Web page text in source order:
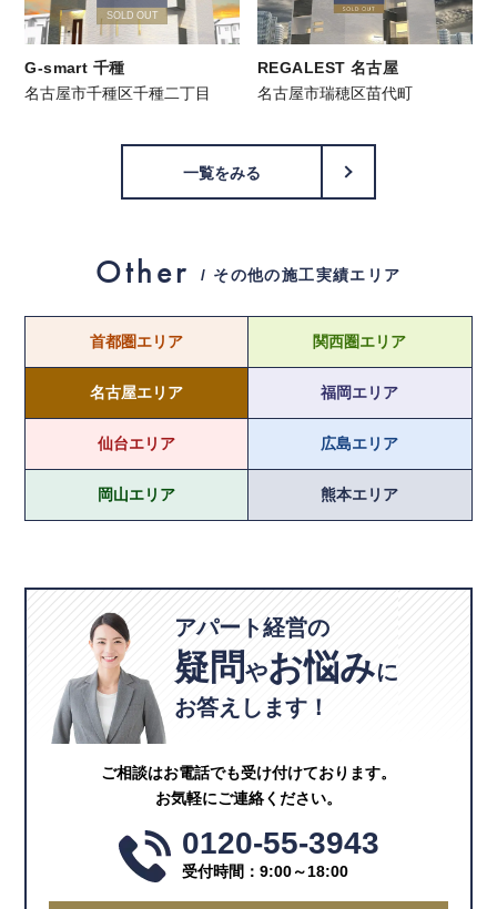
SOLD OUT
G-smart 千種
名古屋市千種区千種二丁目
REGALEST 名古屋
名古屋市瑞穂区苗代町
一覧をみる
Other / その他の施工実績エリア
首都圏エリア 関西圏エリア
名古屋エリア 福岡エリア
仙台エリア 広島エリア
岡山エリア 熊本エリア
アパート経営の
疑問やお悩みに
お答えします！
ご相談はお電話でも受け付けております。
お気軽にご連絡ください。
0120-55-3943
受付時間：9:00～18:00